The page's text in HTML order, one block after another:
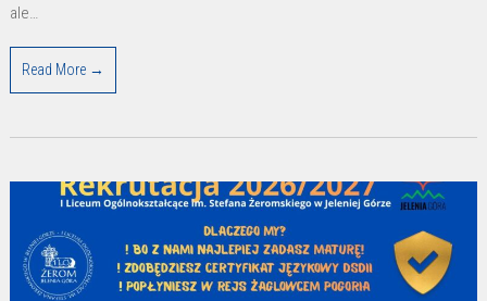
ale…
Read More →